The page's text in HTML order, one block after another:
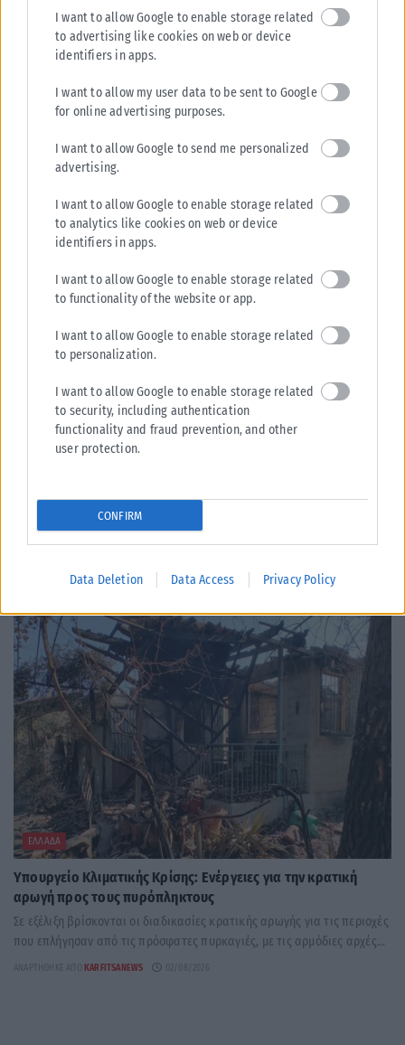
I want to allow Google to enable storage related
to advertising like cookies on web or device
identifiers in apps.
I want to allow my user data to be sent to Google
for online advertising purposes.
I want to allow Google to send me personalized
advertising.
I want to allow Google to enable storage related
to analytics like cookies on web or device
identifiers in apps.
I want to allow Google to enable storage related
to functionality of the website or app.
I want to allow Google to enable storage related
to personalization.
I want to allow Google to enable storage related
to security, including authentication
functionality and fraud prevention, and other
user protection.
CONFIRM
Data Deletion Data Access Privacy Policy
ΕΛΛΆΔΑ
Από σήμερα μόνο με νέου τύπου ταυτότητα ή διαβατήριο τα
ταυτότητες παύουν να ισχύουν ως ταξιδιωτικά έγγραφα για το
εξωτερικό, με...
ΕΛΛΆΔΑ
Υπουργείο Κλιματικής Κρίσης: Ενέργειες για την κρατική
αρωγή προς τους πυρόπληκτους
Σε εξέλιξη βρίσκονται οι διαδικασίες κρατικής αρωγής για τις περιοχές
που επλήγησαν από τις πρόσφατες πυρκαγιές, με τις αρμόδιες αρχές...
ΑΝΑΡΤΉΘΗΚΕ ΑΠΌ KARFITSANEWS